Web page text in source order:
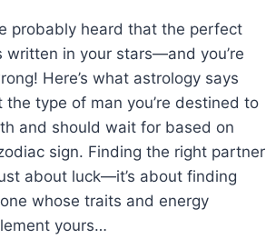
probably heard that the perfect
written in your stars—and you’re
Here’s what astrology says
the type of man you’re destined to
and should wait for based on
sign. Finding the right partner
about luck—it’s about finding
whose traits and energy
yours…